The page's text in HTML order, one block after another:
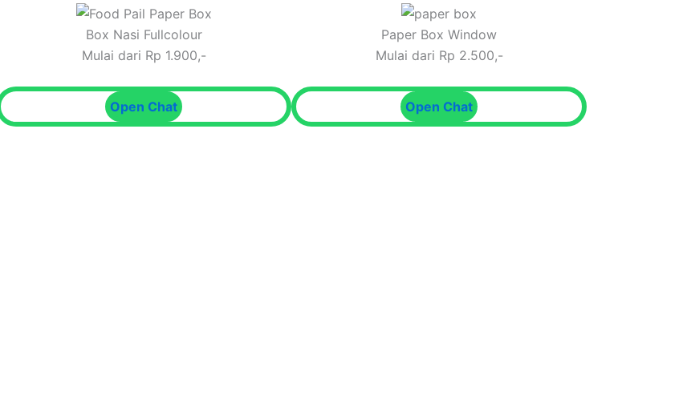
Box Nasi Fullcolour
Mulai dari Rp 1.900,-
Open Chat
Paper Box Window
Mulai dari Rp 2.500,-
Open Chat